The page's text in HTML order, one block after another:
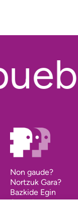
Non gaude?
Nortzuk Gara?
Bazkide Egin